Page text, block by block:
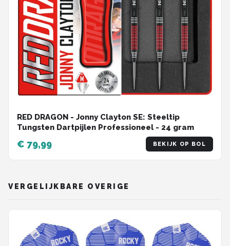
RED DRAGON - Jonny Clayton SE: Steeltip
Tungsten Dartpijlen Professioneel - 24 gram
€ 79,99 BEKIJK OP BOL
VERGELIJKBARE OVERIGE